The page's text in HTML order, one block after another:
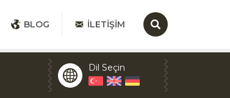
BLOG İLETIŞIM
Dil Seçin